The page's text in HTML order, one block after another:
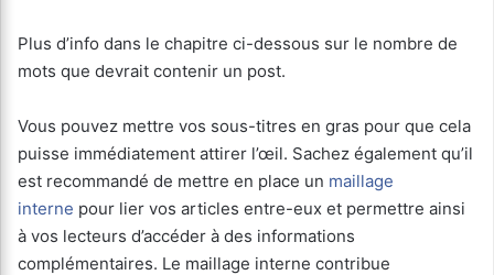
Plus d’info dans le chapitre ci-dessous sur le nombre de
mots que devrait contenir un post.
Vous pouvez mettre vos sous-titres en gras pour que cela
puisse immédiatement attirer l’œil. Sachez également qu’il
est recommandé de mettre en place un maillage
interne pour lier vos articles entre-eux et permettre ainsi
à vos lecteurs d’accéder à des informations
complémentaires. Le maillage interne contribue